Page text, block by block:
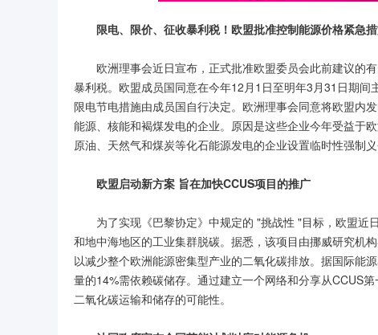
限电、限价、征收暴利税！欧盟批准控制能源价格紧急
欧洲理事会近日宣布，正式批准欧盟委员会此前建议的
暴利税。欧盟成员国同意在今年12月1日至明年3月31日期
限电节电措施由成员国自行决定。欧洲理事会同意将欧盟内
能源、核能和褐煤发电的企业。原因是这些企业今年受益于
原油、天然气和煤炭等化石能源发电的企业设置临时性强制义
欧盟启动新方案 旨在加快CCUS项目的推广
为了实现《巴黎协定》中规定的 "挑战性 "目标，欧盟
和地中海地区的工业集群脱碳。据悉，该项目由挪威研究机
以减少整个欧洲能源密集型产业的二氧化碳排放。据国际能
量的14%需依赖碳储存。通过建立一个网络和分享从CCUS
二氧化碳运输和储存的可能性。